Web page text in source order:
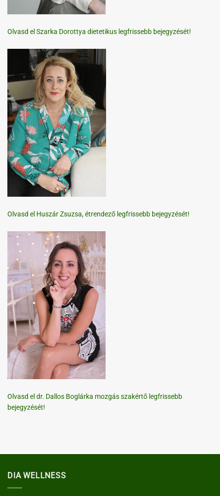
Olvasd el Szarka Dorottya dietetikus legfrissebb bejegyzését!
Olvasd el Huszár Zsuzsa, étrendező legfrissebb bejegyzését!
Olvasd el dr. Dallos Boglárka mozgás szakértő legfrissebb
bejegyzését!
DIA WELLNESS